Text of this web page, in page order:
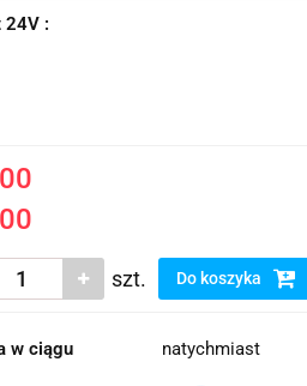
24V :
szt. Do koszyka
w ciągu natychmiast